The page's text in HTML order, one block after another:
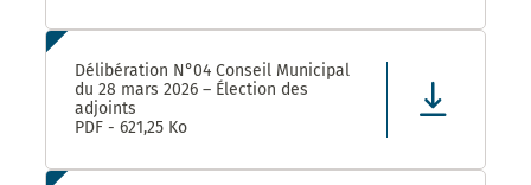
Délibération N°04 Conseil Municipal
du 28 mars 2026 – Élection des
adjoints
PDF - 621,25 Ko